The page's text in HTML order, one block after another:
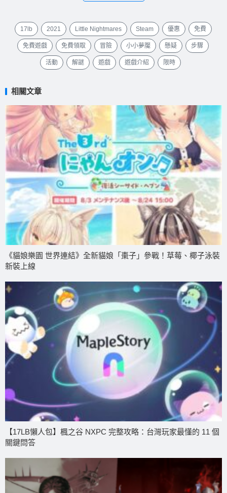
17lb 2021 Little Nightmares Steam 優惠 免費
免費遊戲 免費領取 冒險 小小夢魘 懸疑 步驟
活動 解謎 遊戲 遊戲介紹 限時
相關文章
《貓娘樂園 世界連結》全新貓娘「棗子」參戰！草莓、椰子泳裝
新裝上線
【17LB懶人包】楓之谷 NXPC 完整攻略：台灣玩家最懂的 11 個
關鍵問答